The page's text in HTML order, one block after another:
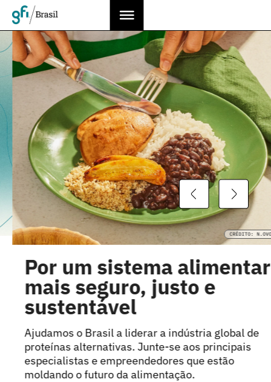
Por um sistema alimentar
mais seguro, justo e
sustentável
Ajudamos o Brasil a liderar a indústria global de
proteínas alternativas. Junte-se aos principais
especialistas e empreendedores que estão
moldando o futuro da alimentação.
CRÉDITO: N.OVO